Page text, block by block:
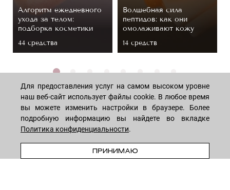
ПРЕДЗАКАЗ
Алгоритм ежедневного
ухода за телом:
подборка косметики
44 средствa
Волшебная сила
пептидов: как они
омолаживают кожу
14 средств
МАГАЗИН
ПОКУПАТЕЛЯМ
Для предоставления услуг на самом высоком уровне
наш веб-сайт использует файлы cookie. В любое время
вы можете изменить настройки в браузере. Более
подробную информацию вы найдете во вкладке
Политика конфиденциальности.
ПРИНИМАЮ